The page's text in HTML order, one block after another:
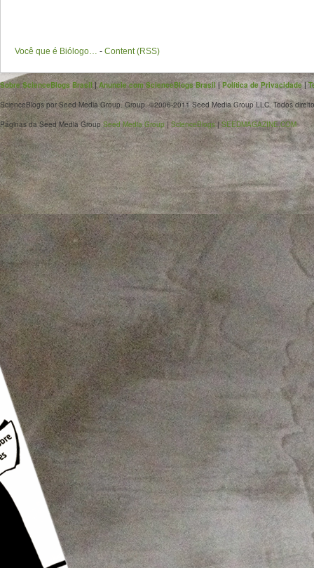
Você que é Biólogo… - Content (RSS)
Sobre ScienceBlogs Brasil|Anuncie com ScienceBlogs Brasil | Política de Privacidade|
ScienceBlogs por Seed Media Group. Group. ©2006-2011 Seed Media Group LLC. Todos
Páginas da Seed Media GroupSeed Media Group | ScienceBlogs| SEEDMAGAZINE.COM